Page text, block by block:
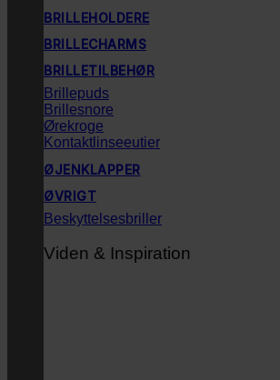
BRILLEHOLDERE
BRILLECHARMS
BRILLETILBEHØR
Brillepuds
Brillesnore
Ørekroge
Kontaktlinseeutier
ØJENKLAPPER
ØVRIGT
Beskyttelsesbriller
Viden & Inspiration